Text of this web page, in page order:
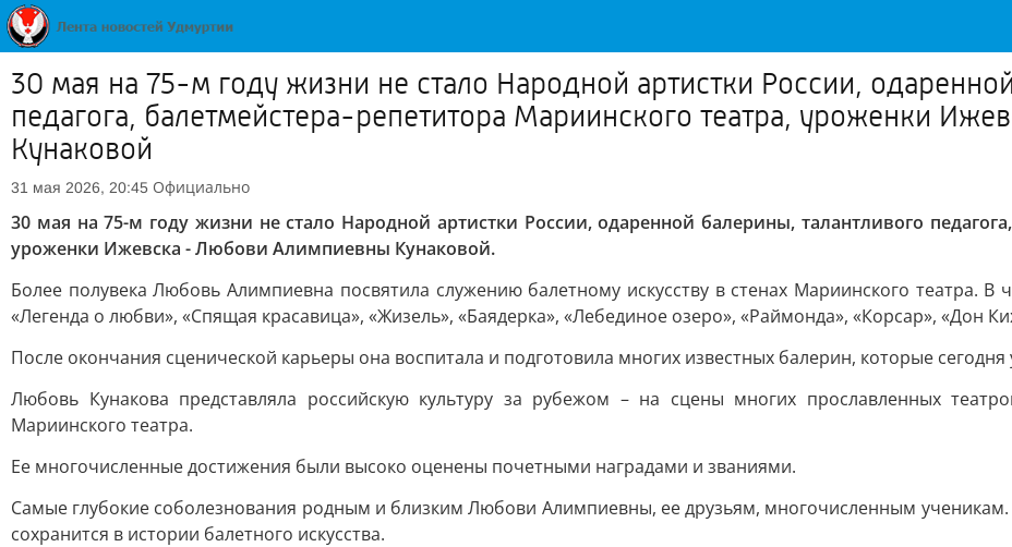
30 мая на 75-м году жизни не стало Народной артистки России,
педагога, балетмейстера-репетитора Мариинского театра, уроженки
Кунаковой
31 мая 2026, 20:45 Официально
30 мая на 75-м году жизни не стало Народной артистки России, одаренной балерины, талантливого
уроженки Ижевска - Любови Алимпиевны Кунаковой.
Более полувека Любовь Алимпиевна посвятила служению балетному искусству в стенах Мариинского театра.
«Легенда о любви», «Спящая красавица», «Жизель», «Баядерка», «Лебединое озеро», «Раймонда», «Корсар», «Дон
После окончания сценической карьеры она воспитала и подготовила многих известных балерин, которые
Любовь Кунакова представляла российскую культуру за рубежом – на сцены многих прославленных
Мариинского театра.
Ее многочисленные достижения были высоко оценены почетными наградами и званиями.
Самые глубокие соболезнования родным и близким Любови Алимпиевны, ее друзьям, многочисленным
сохранится в истории балетного искусства.